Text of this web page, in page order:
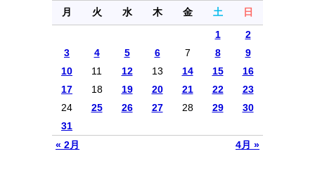
月
火 水 木 金 土 日
« 2月 4月 »
1
2
3
4 5 6 7 8
9
10
11 12 13 14 15
16
17
18 19 20 21 22
23
24
25 26 27 28 29
30
31